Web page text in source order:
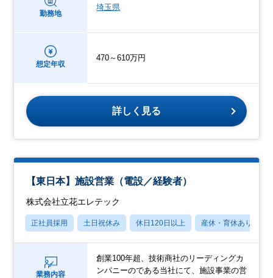
勤務地
埼玉県
想定年収
470～610万円
詳しく見る
【東日本】施設営業（電設／経験者）
株式会社立花エレテック
正社員採用 土日祝休み 休日120日以上 産休・育休あり
業務内容
創業100年超、技術商社のリーディングカ
ンパニーのである当社にて、施設事業の営